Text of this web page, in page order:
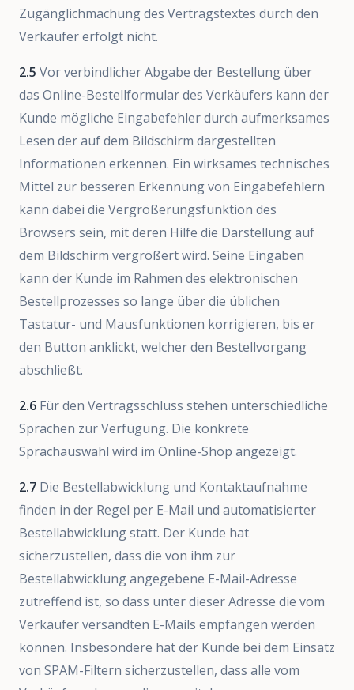
Zugänglichmachung des Vertragstextes durch den
Verkäufer erfolgt nicht.
2.5 Vor verbindlicher Abgabe der Bestellung über
das Online-Bestellformular des Verkäufers kann der
Kunde mögliche Eingabefehler durch aufmerksames
Lesen der auf dem Bildschirm dargestellten
Informationen erkennen. Ein wirksames technisches
Mittel zur besseren Erkennung von Eingabefehlern
kann dabei die Vergrößerungsfunktion des
Browsers sein, mit deren Hilfe die Darstellung auf
dem Bildschirm vergrößert wird. Seine Eingaben
kann der Kunde im Rahmen des elektronischen
Bestellprozesses so lange über die üblichen
Tastatur- und Mausfunktionen korrigieren, bis er
den Button anklickt, welcher den Bestellvorgang
abschließt.
2.6 Für den Vertragsschluss stehen unterschiedliche
Sprachen zur Verfügung. Die konkrete
Sprachauswahl wird im Online-Shop angezeigt.
2.7 Die Bestellabwicklung und Kontaktaufnahme
finden in der Regel per E-Mail und automatisierter
Bestellabwicklung statt. Der Kunde hat
sicherzustellen, dass die von ihm zur
Bestellabwicklung angegebene E-Mail-Adresse
zutreffend ist, so dass unter dieser Adresse die vom
Verkäufer versandten E-Mails empfangen werden
können. Insbesondere hat der Kunde bei dem Einsatz
von SPAM-Filtern sicherzustellen, dass alle vom